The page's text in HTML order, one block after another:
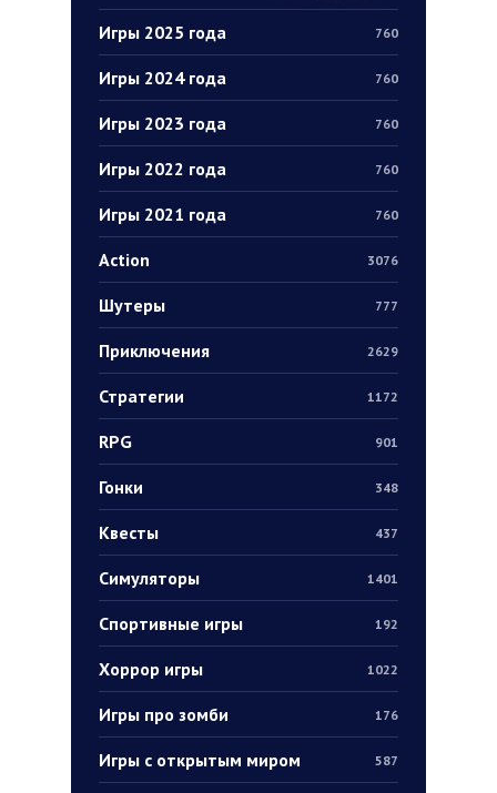
Игры 2025 года 760
Игры 2024 года 760
Игры 2023 года 760
Игры 2022 года 760
Игры 2021 года 760
Action 3076
Шутеры 777
Приключения 2629
Стратегии 1172
RPG 901
Гонки 348
Квесты 437
Симуляторы 1401
Спортивные игры 192
Хоррор игры 1022
Игры про зомби 176
Игры с открытым миром 587